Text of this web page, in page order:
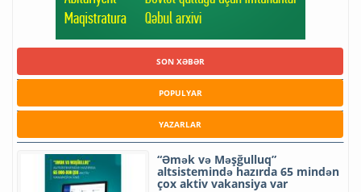
SON XƏBƏR
POPULYAR
YAZARLAR
“Əmək və Məşğulluq”
altsistemində hazırda 65 mindən
çox aktiv vakansiya var